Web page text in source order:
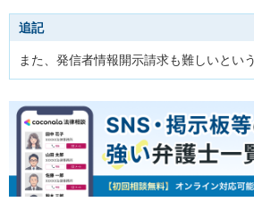
追記
また、発信者情報開示請求も難しいとい